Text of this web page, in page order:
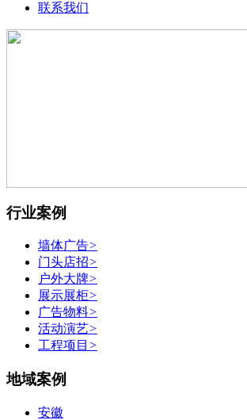
联系我们
行业案例
墙体广告>
门头店招>
户外大牌>
展示展柜>
广告物料>
活动演艺>
工程项目 >
地域案例
安徽